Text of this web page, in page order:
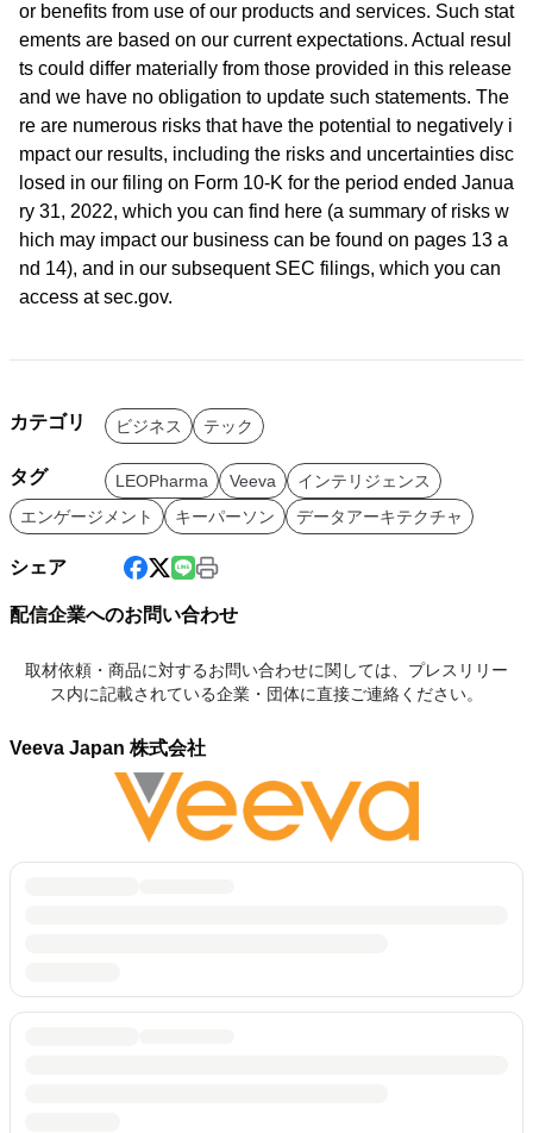
or benefits from use of our products and services. Such stat
ements are based on our current expectations. Actual resul
ts could differ materially from those provided in this release
and we have no obligation to update such statements. The
re are numerous risks that have the potential to negatively i
mpact our results, including the risks and uncertainties disc
losed in our filing on Form 10-K for the period ended Janua
ry 31, 2022, which you can find here (a summary of risks w
hich may impact our business can be found on pages 13 a
nd 14), and in our subsequent SEC filings, which you can
access at sec.gov.
カテゴリ ビジネス テック
タグ LEOPharma Veeva
インテリジェンス
エンゲージメント
キーパーソン データアーキテクチャ
シェア
配信企業へのお問い合わせ
取材依頼・商品に対するお問い合わせに関しては、プレスリリー
ス内に記載されている企業・団体に直接ご連絡ください。
Veeva Japan 株式会社